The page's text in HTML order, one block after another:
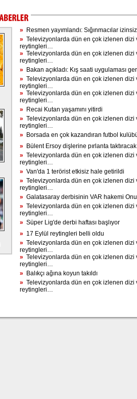
» Resmen yayımlandı: Sığınmacılar
» Televizyonlarda dün en çok izlenen dizi
reytingleri…
» Televizyonlarda dün en çok izlenen dizi
reytingleri…
» Bakan açıkladı: Kış saati uygulaması
» Televizyonlarda dün en çok izlenen dizi
reytingleri…
» Televizyonlarda dün en çok izlenen dizi
reytingleri…
» Recai Kutan yaşamını yitirdi
» Televizyonlarda dün en çok izlenen dizi
reytingleri…
» Borsada en çok kazandıran futbol
» Bülent Ersoy dişlerine pırlanta taktıracak
» Televizyonlarda dün en çok izlenen dizi
reytingleri…
» Van'da 1 terörist etkisiz hale getirildi
» Televizyonlarda dün en çok izlenen dizi
reytingleri…
» Galatasaray derbisinin VAR hakemi
» Televizyonlarda dün en çok izlenen dizi
reytingleri…
» Süper Lig'de derbi haftası başlıyor
» 17 Eylül reytingleri belli oldu
» Televizyonlarda dün en çok izlenen dizi
reytingleri…
» Televizyonlarda dün en çok izlenen dizi
reytingleri…
» Balıkçı ağına koyun takıldı
» Televizyonlarda dün en çok izlenen dizi
reytingleri…